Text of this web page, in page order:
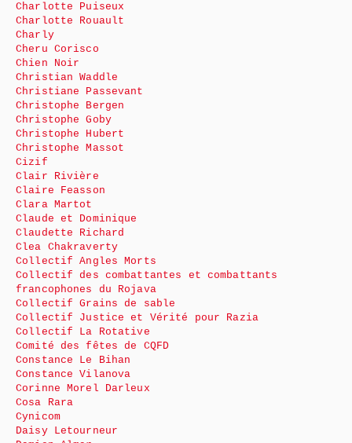
Charlotte Puiseux
Charlotte Rouault
Charly
Cheru Corisco
Chien Noir
Christian Waddle
Christiane Passevant
Christophe Bergen
Christophe Goby
Christophe Hubert
Christophe Massot
Cizif
Clair Rivière
Claire Feasson
Clara Martot
Claude et Dominique
Claudette Richard
Clea Chakraverty
Collectif Angles Morts
Collectif des combattantes et combattants
francophones du Rojava
Collectif Grains de sable
Collectif Justice et Vérité pour Razia
Collectif La Rotative
Comité des fêtes de CQFD
Constance Le Bihan
Constance Vilanova
Corinne Morel Darleux
Cosa Rara
Cynicom
Daisy Letourneur